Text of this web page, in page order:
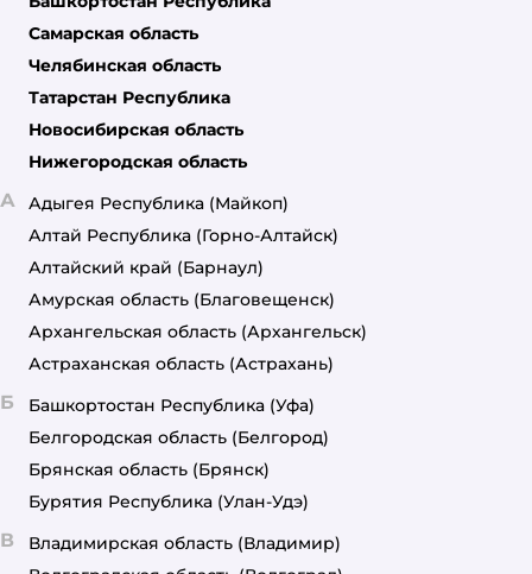
Самарская область
Челябинская область
Татарстан Республика
Новосибирская область
Нижегородская область
А Адыгея Республика (Майкоп)
Алтай Республика (Горно-Алтайск)
Алтайский край (Барнаул)
Амурская область (Благовещенск)
Архангельская область (Архангельск)
Астраханская область (Астрахань)
Б Башкортостан Республика (Уфа)
Белгородская область (Белгород)
Брянская область (Брянск)
Бурятия Республика (Улан-Удэ)
В Владимирская область (Владимир)